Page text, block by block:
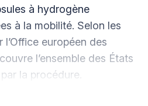
à hydrogène
à la mobilité. Selon les
européen des
l’ensemble des États
la procédure.